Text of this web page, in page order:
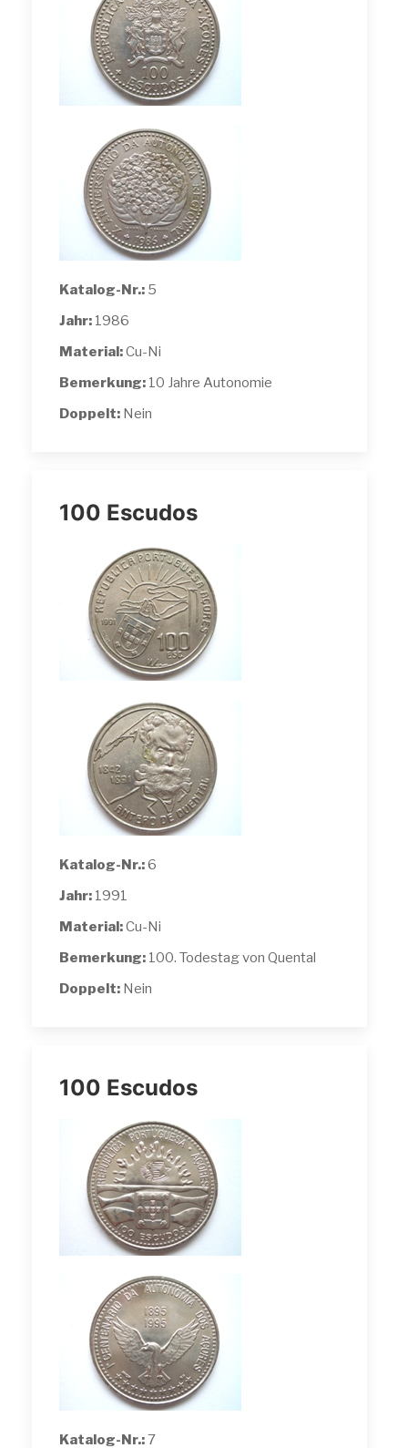
Katalog-Nr.: 5
Jahr: 1986
Material:Cu-Ni
Bemerkung: 10 Jahre Autonomie
Doppelt: Nein
100 Escudos
Katalog-Nr.:6
Jahr: 1991
Material:Cu-Ni
Bemerkung: 100. Todestag von Quental
Doppelt: Nein
100 Escudos
Katalog-Nr.:7